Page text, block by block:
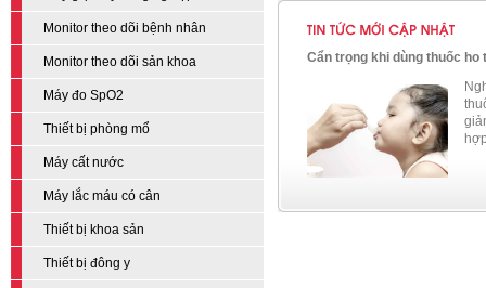
Monitor theo dõi bệnh nhân
Monitor theo dõi sản khoa
Máy đo SpO2
Thiết bị phòng mổ
Máy cất nước
Máy lắc máu có cân
Thiết bị khoa sản
Thiết bị đông y
Cẩn trọng khi dùng thuốc ho